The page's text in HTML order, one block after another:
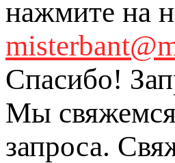
нажмите на
Спасибо!
Мы
запроса.